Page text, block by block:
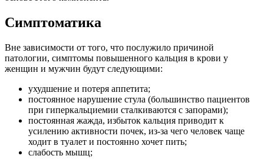
Симптоматика
Вне зависимости от того, что послужило причиной
патологии, симптомы повышенного кальция в крови у
женщин и мужчин будут следующими:
ухудшение и потеря аппетита;
постоянное нарушение стула (большинство пациентов
при гиперкальциемии сталкиваются с запорами);
постоянная жажда, избыток кальция приводит к
усилению активности почек, из-за чего человек чаще
ходит в туалет и постоянно хочет пить;
слабость мышц;